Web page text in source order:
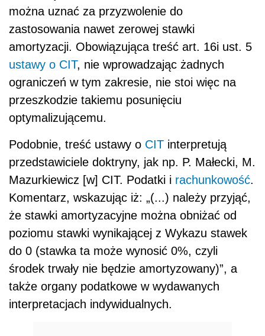
można uznać za przyzwolenie do
zastosowania nawet zerowej stawki
amortyzacji. Obowiązująca treść art. 16i ust. 5
ustawy o CIT, nie wprowadzając żadnych
ograniczeń w tym zakresie, nie stoi więc na
przeszkodzie takiemu posunięciu
optymalizującemu.
Podobnie, treść ustawy o CIT interpretują
przedstawiciele doktryny, jak np. P. Małecki, M.
Mazurkiewicz [w] CIT. Podatki i rachunkowość.
Komentarz, wskazując iż: „(...) należy przyjąć,
że stawki amortyzacyjne można obniżać od
poziomu stawki wynikającej z Wykazu stawek
do 0 (stawka ta może wynosić 0%, czyli
środek trwały nie będzie amortyzowany)”, a
także organy podatkowe w wydawanych
interpretacjach indywidualnych.